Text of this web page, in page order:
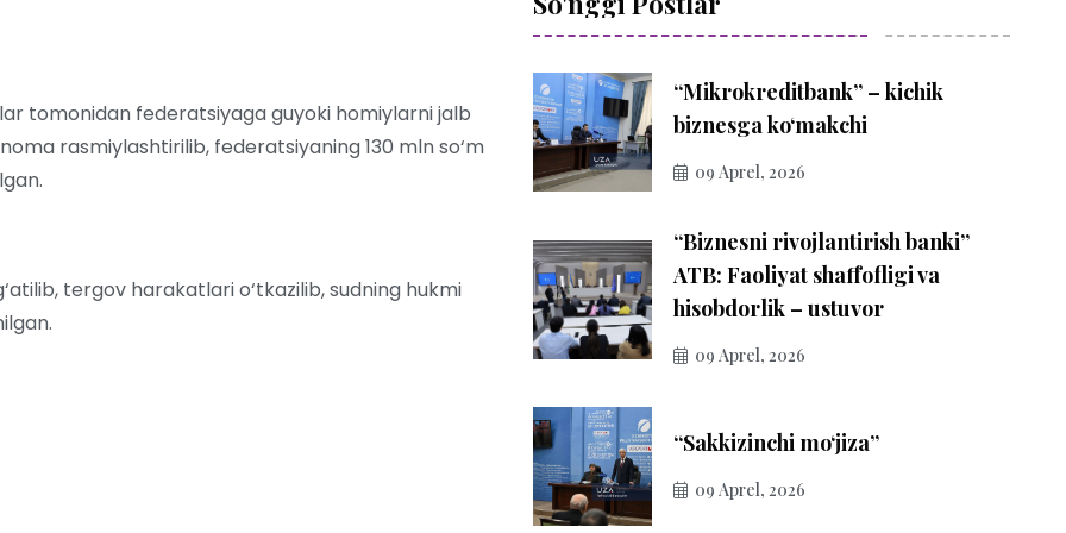
tomonidan federatsiyaga guyoki homiylarni jalb
rasmiylashtirilib, federatsiyaning 130 mln so‘m
tergov harakatlari o‘tkazilib, sudning hukmi
“Mikrokreditbank” – kichik
biznesga ko‘makchi
09 Aprel, 2026
“Biznesni rivojlantirish banki”
ATB: Faoliyat shaffofligi va
hisobdorlik – ustuvor
09 Aprel, 2026
“Sakkizinchi mo‘jiza”
09 Aprel, 2026